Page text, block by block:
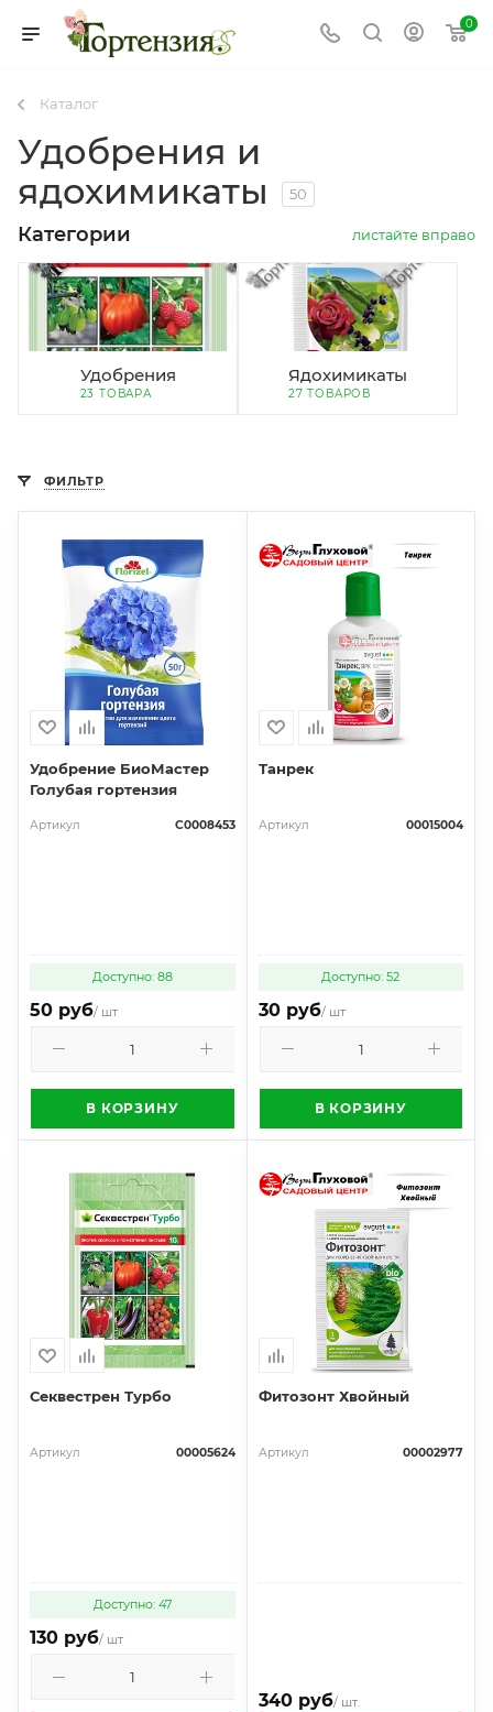
0
Каталог
Удобрения и
ядохимикаты
50
Категории листайте вправо
Удобрения
23 ТОВАРА
Ядохимикаты
27 ТОВАРОВ
ФИЛЬТР
Удобрение БиоМастер
Голубая гортензия
Артикул С0008453
Доступно: 88
50 руб/ шт
В КОРЗИНУ
Танрек
Артикул 00015004
Доступно: 52
30 руб/ шт
В КОРЗИНУ
Секвестрен Турбо
Артикул 00005624
Доступно: 47
130 руб/ шт
Фитозонт Хвойный
Артикул 00002977
340 руб/ шт.